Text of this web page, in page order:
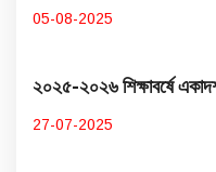
05-08-2025
২০২৫-২০২৬ শিক্ষাবর্ষে
27-07-2025